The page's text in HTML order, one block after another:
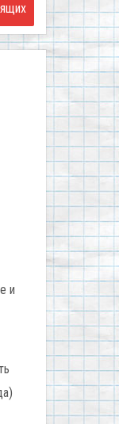
и